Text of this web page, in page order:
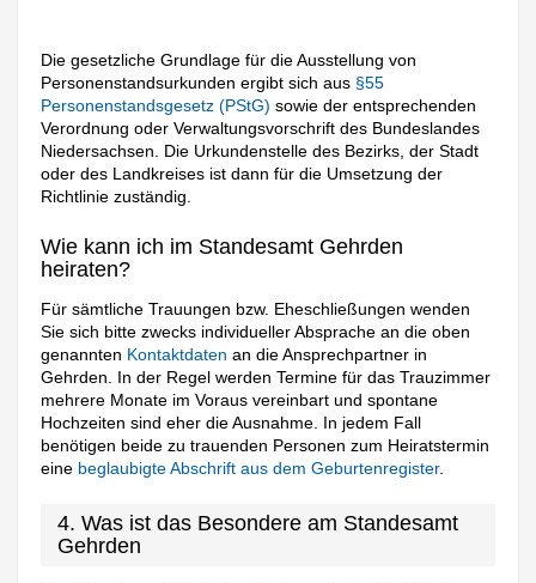
Die gesetzliche Grundlage für die Ausstellung von
Personenstandsurkunden ergibt sich aus §55
Personenstandsgesetz (PStG)sowie der entsprechenden
Verordnung oder Verwaltungsvorschrift des Bundeslandes
Niedersachsen. Die Urkundenstelle des Bezirks, der Stadt
oder des Landkreises ist dann für die Umsetzung der
Richtlinie zuständig.
Wie kann ich im Standesamt Gehrden
heiraten?
Für sämtliche Trauungen bzw. Eheschließungen wenden
Sie sich bitte zwecks individueller Absprache an die oben
genannten Kontaktdaten an die Ansprechpartner in
Gehrden. In der Regel werden Termine für das Trauzimmer
mehrere Monate im Voraus vereinbart und spontane
Hochzeiten sind eher die Ausnahme. In jedem Fall
benötigen beide zu trauenden Personen zum Heiratstermin
eine beglaubigte Abschrift aus dem Geburtenregister.
4. Was ist das Besondere am Standesamt
Gehrden